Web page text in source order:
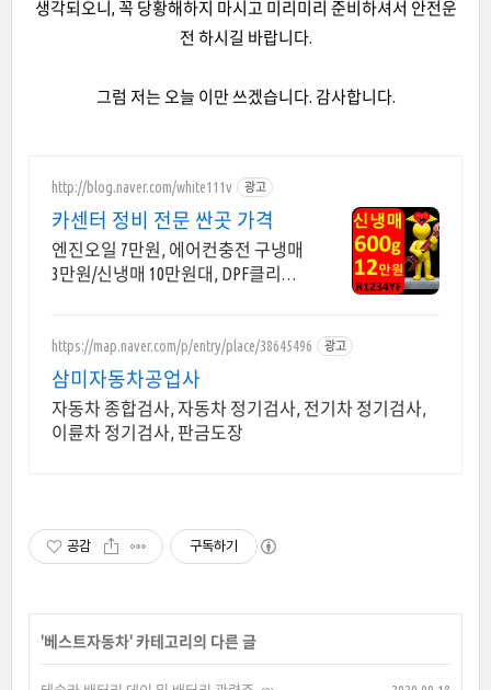
생각되오니, 꼭 당황해하지 마시고 미리미리 준비하셔서 안전운
전 하시길 바랍니다.
그럼 저는 오늘 이만 쓰겠습니다. 감사합니다.
http://blog.naver.com/white111v 광고
카센터 정비 전문 싼곳 가격
엔진오일 7만원, 에어컨충전 구냉매
3만원/신냉매 10만원대, DPF클리닝
클리닝 20만원
https://map.naver.com/p/entry/place/38645496 광고
삼미자동차공업사
자동차 종합검사, 자동차 정기검사, 전기차 정기검사,
이륜차 정기검사, 판금도장
공감 구독하기
'베스트자동차' 카테고리의 다른 글